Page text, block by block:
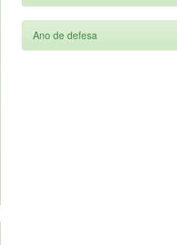
Ano de defesa